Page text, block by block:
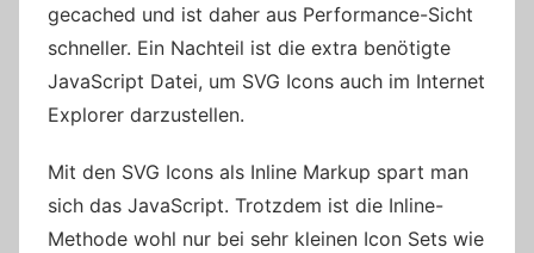
gecached und ist daher aus Performance-Sicht
schneller. Ein Nachteil ist die extra benötigte
JavaScript Datei, um SVG Icons auch im Internet
Explorer darzustellen.
Mit den SVG Icons als Inline Markup spart man
sich das JavaScript. Trotzdem ist die Inline-
Methode wohl nur bei sehr kleinen Icon Sets wie